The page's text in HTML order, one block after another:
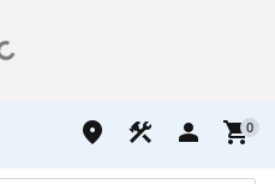
place construction person shopping_cart0